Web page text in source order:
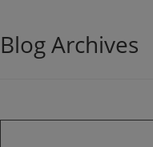
Blog Archives